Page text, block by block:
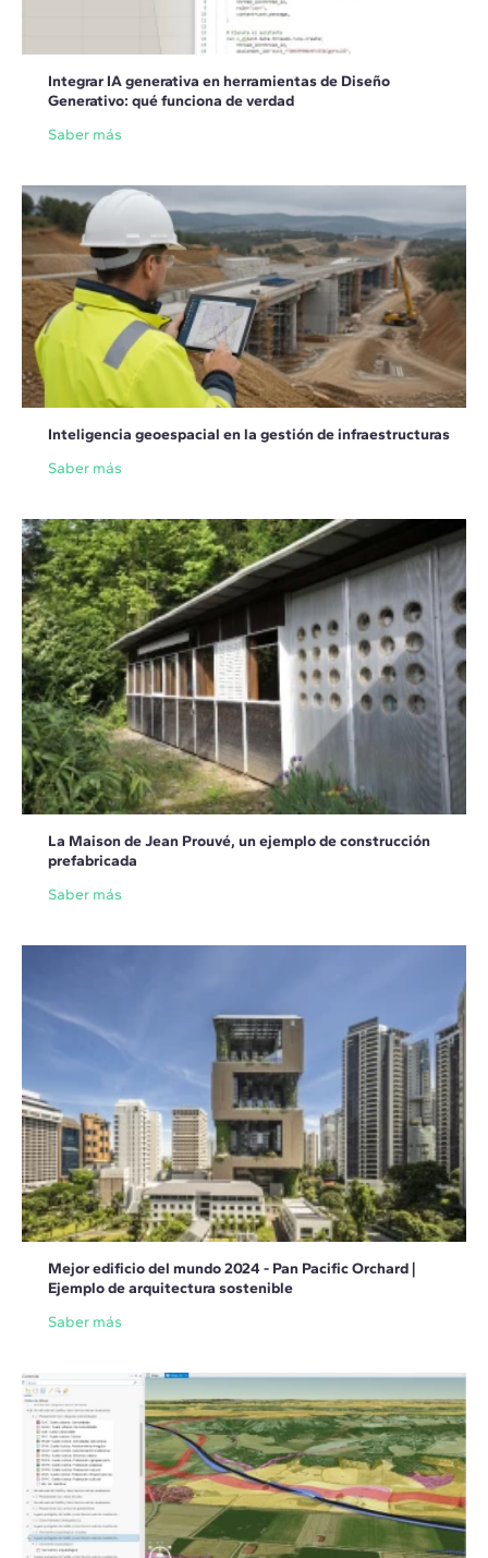
Integrar IA generativa en herramientas de Diseño
Generativo: qué funciona de verdad
Saber más
Inteligencia geoespacial en la gestión de infraestructuras
Saber más
La Maison de Jean Prouvé, un ejemplo de construcción
prefabricada
Saber más
Mejor edificio del mundo 2024 - Pan Pacific Orchard |
Ejemplo de arquitectura sostenible
Saber más